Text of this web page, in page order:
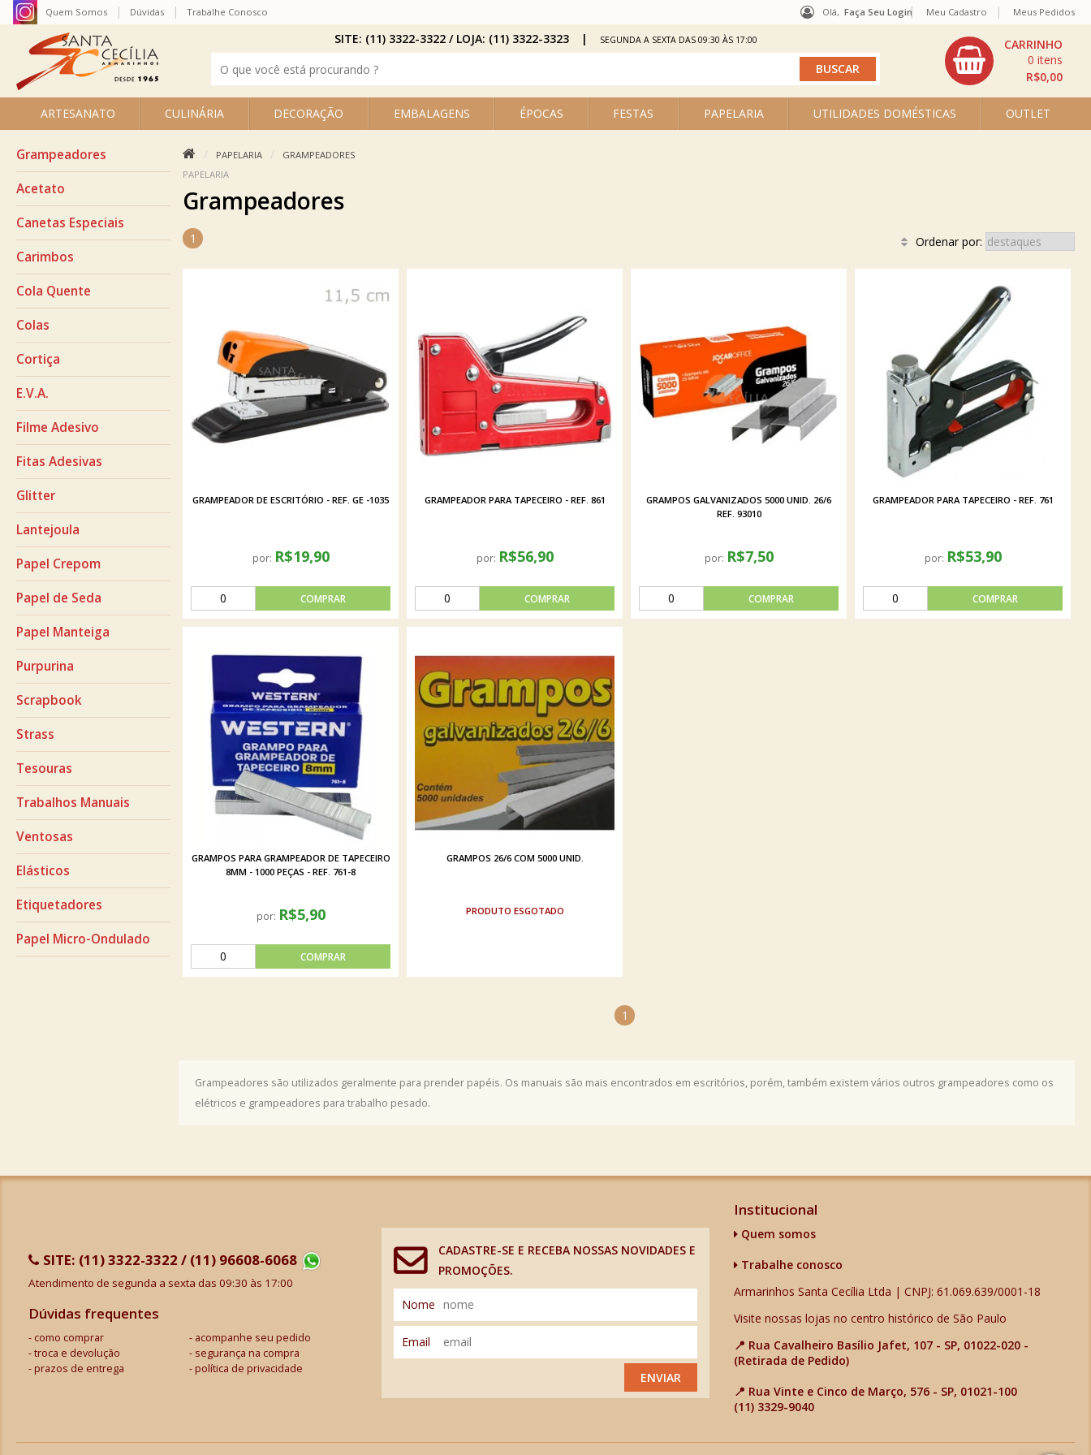
Olá, Faça Seu Login
ARTESANATO CULINÁRIA DECORAÇÃO EMBALAGENS ÉPOCAS FESTAS PAPELARIA UTILIDADES DOMÉSTICAS OUTLET
R$0,00
0
Quem Somos Dúvidas Trabalhe Conosco Meu Cadastro Meus Pedidos
SITE: (11) 3322-3322 / LOJA: (11) 3322-3323 SEGUNDA A SEXTA DAS 09:30 ÀS 17:00
Grampeadores
Acetato
Canetas Especiais
Carimbos
Cola Quente
Colas
Cortiça
E.V.A.
Filme Adesivo
Fitas Adesivas
Glitter
Lantejoula
Papel Crepom
Papel de Seda
Papel Manteiga
Purpurina
Scrapbook
Strass
Tesouras
Trabalhos Manuais
Ventosas
Elásticos
Etiquetadores
Papel Micro-Ondulado
PAPELARIA
GRAMPEADORES
PAPELARIA
Grampeadores
Ordenar por:
1
GRAMPEADOR DE ESCRITÓRIO - REF. GE -1035
por: R$19,90
GRAMPEADOR PARA TAPECEIRO - REF. 861
por: R$56,90
GRAMPOS GALVANIZADOS 5000 UNID. 26/6
REF. 93010
por: R$7,50
GRAMPEADOR PARA TAPECEIRO - REF. 761
por: R$53,90
GRAMPOS PARA GRAMPEADOR DE TAPECEIRO
8MM - 1000 PEÇAS - REF. 761-8
por: R$5,90
GRAMPOS 26/6 COM 5000 UNID.
ESGOTADO
1
Grampeadores são utilizados geralmente para prender papéis. Os manuais são mais encontrados em escritórios, porém, também existem vários outros grampeadores como os
elétricos e grampeadores para trabalho pesado.
SITE: (11) 3322-3322 / (11) 96608-6068
Atendimento de segunda a sexta das 09:30 às 17:00
Dúvidas frequentes
como comprar
acompanhe seu pedido
troca e devolução
segurança na compra
prazos de entrega
política de privacidade
CADASTRE-SE E RECEBA NOSSAS NOVIDADES E
PROMOÇÕES.
Nome
Email
ENVIAR
Institucional
Quem somos
Trabalhe conosco
Armarinhos Santa Cecília Ltda | CNPJ: 61.069.639/0001-18
Visite nossas lojas no centro histórico de São Paulo
📍 Rua Cavalheiro Basílio Jafet, 107 - SP, 01022-020 -
(Retirada de Pedido)
📍 Rua Vinte e Cinco de Março, 576 - SP, 01021-100
(11) 3329-9040